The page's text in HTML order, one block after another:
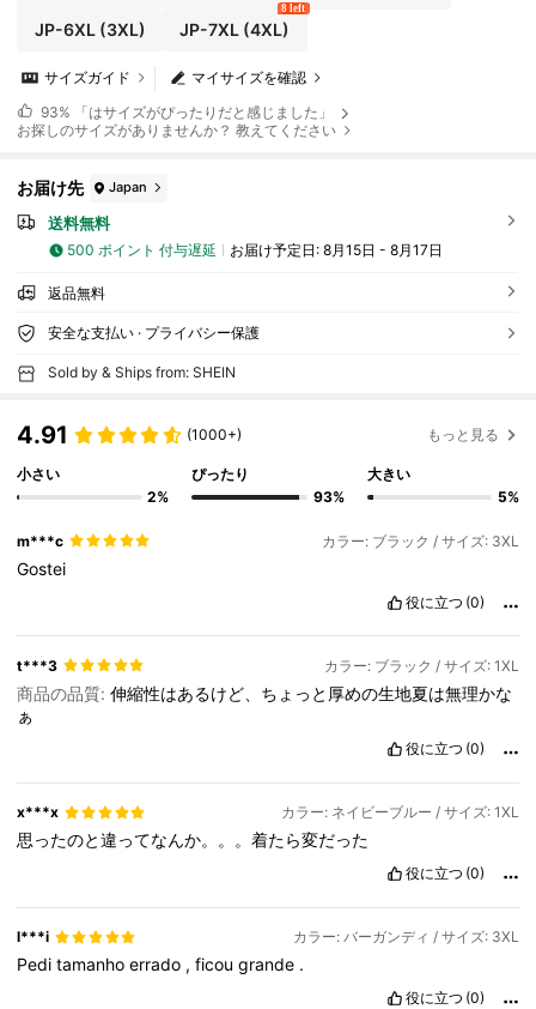
JP-6XL(3XL) JP-7XL (4XL)
8 left
マイサイズを確認
サイズガイド
93% 「はサイズがぴったりだと感じました」
お探しのサイズがありませんか？ 教えてください
お届け先 Japan
送料無料
500 ポイント 付与遅延 お届け予定日: 8月15日 - 8月17日
返品無料
安全な支払い · プライバシー保護
Sold by & Ships from: SHEIN
4.91 (1000+) もっと見る
小さい
2%
ぴったり
93%
大きい
5%
m***c カラー: ブラック / サイズ: 3XL
Gostei
役に立つ (0)
t***3 カラー: ブラック / サイズ: 1XL
商品の品質:伸縮性はあるけど、ちょっと厚めの生地夏は無理かな
ぁ
役に立つ (0)
x***x カラー: ネイビーブルー / サイズ: 1XL
思ったのと違ってなんか。。。着たら変だった
役に立つ (0)
l***i カラー: バーガンディ / サイズ: 3XL
Peditamanhoerrado ,ficougrande .
役に立つ (0)